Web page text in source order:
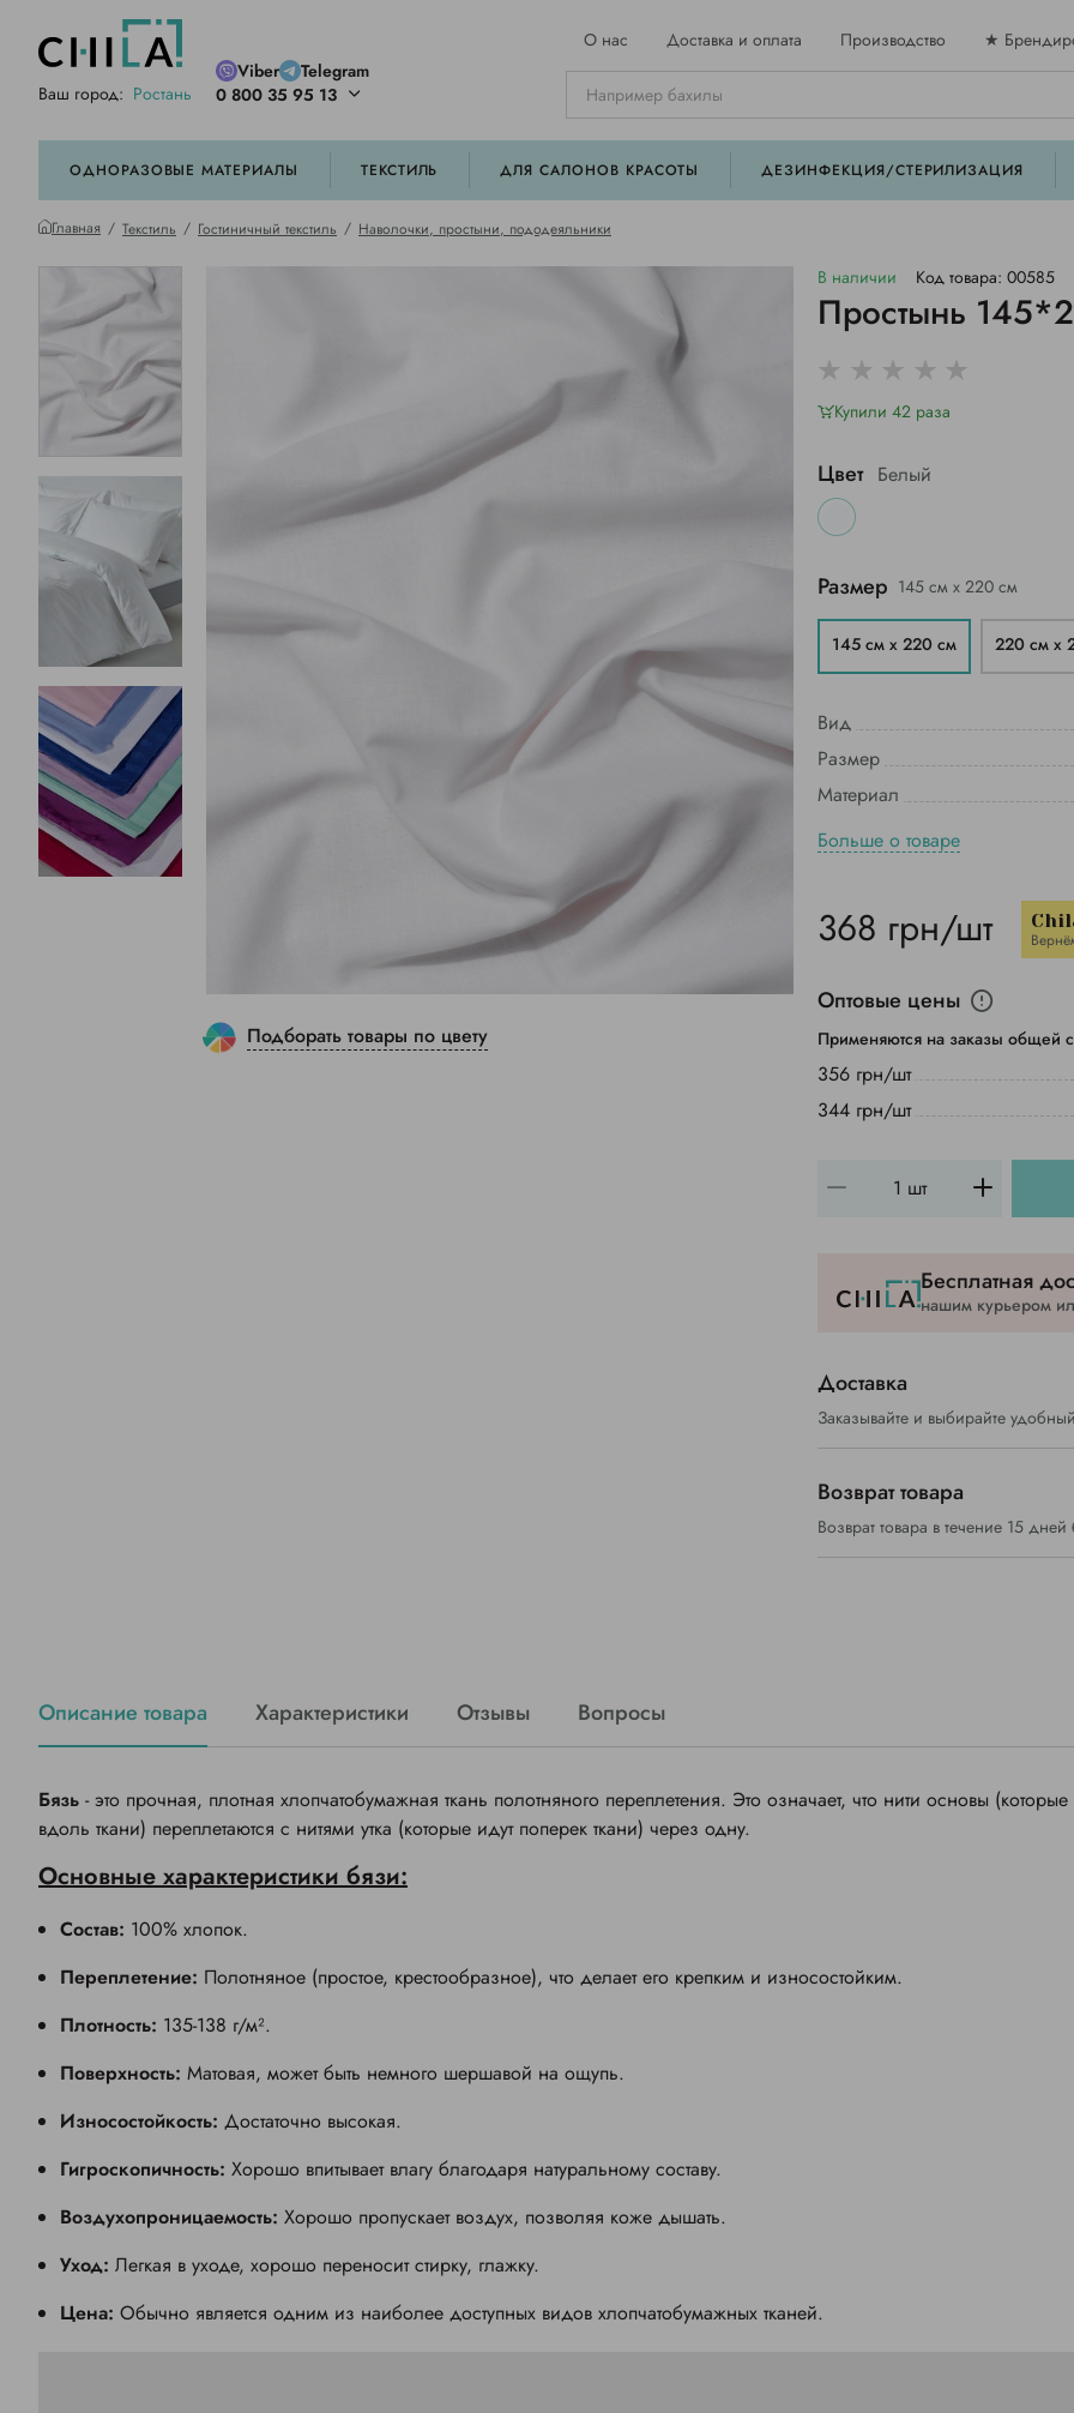
Ваш город: Ростань
Viber
Telegram
0 800 35 95 13
О нас Доставка и оплата Производство ★
ОДНОРАЗОВЫЕ МАТЕРИАЛЫ ТЕКСТИЛЬ ДЛЯ САЛОНОВ КРАСОТЫ ДЕЗИНФЕКЦИЯ/СТЕРИЛИЗАЦИЯ
Главная Текстиль Гостиничный текстиль Наволочки, простыни, пододеяльники
Подборать товары по цвету
В наличии Код товара: 00585
Простынь
Купили 42 раза
Цвет Белый
Размер 145 см х 220 см
145 см х 220 см 220 см х
Вид
Размер
Материал
Больше о товаре
368 грн/шт
Оптовые цены
Применяются на заказы общей
356 грн/шт
344 грн/шт
Бесплатная
нашим курьером
Доставка
Заказывайте и выбирайте
Возврат товара
Возврат товара в течение 15 дней
Описание товара Характеристики Отзывы Вопросы
Бязь - это прочная, плотная хлопчатобумажная ткань полотняного переплетения. Это означает, что нити основы (которые
вдоль ткани) переплетаются с нитями утка (которые идут поперек ткани) через одну.
Основные характеристики бязи:
Состав: 100% хлопок.
Переплетение: Полотняное (простое, крестообразное), что делает его крепким и износостойким.
Плотность: 135-138 г/м².
Поверхность: Матовая, может быть немного шершавой на ощупь.
Износостойкость: Достаточно высокая.
Гигроскопичность: Хорошо впитывает влагу благодаря натуральному составу.
Воздухопроницаемость: Хорошо пропускает воздух, позволяя коже дышать.
Уход: Легкая в уходе, хорошо переносит стирку, глажку.
Цена: Обычно является одним из наиболее доступных видов хлопчатобумажных тканей.